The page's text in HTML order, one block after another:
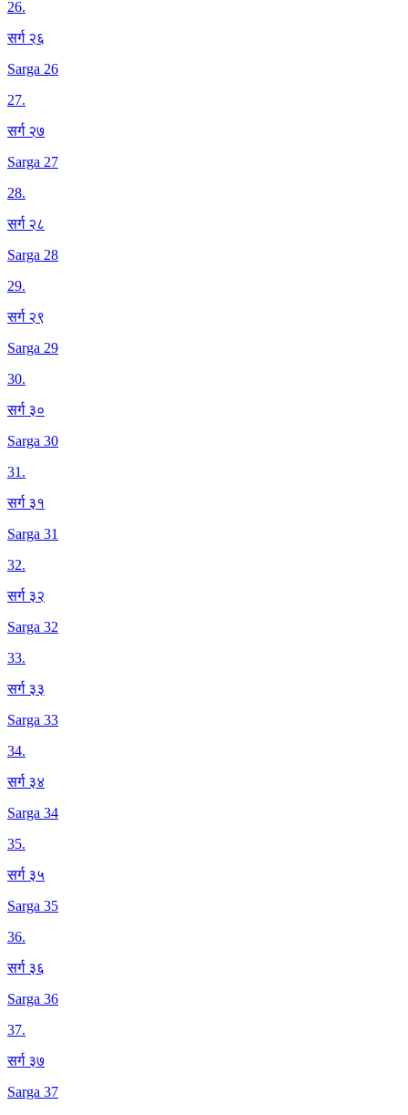
26.
सर्ग २६
Sarga 26
27.
सर्ग २७
Sarga 27
28.
सर्ग २८
Sarga 28
29.
सर्ग २९
Sarga 29
30.
सर्ग ३०
Sarga 30
31.
सर्ग ३१
Sarga 31
32.
सर्ग ३२
Sarga 32
33.
सर्ग ३३
Sarga 33
34.
सर्ग ३४
Sarga 34
35.
सर्ग ३५
Sarga 35
36.
सर्ग ३६
Sarga 36
37.
सर्ग ३७
Sarga 37